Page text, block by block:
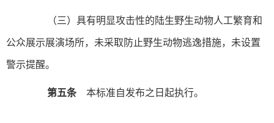
（三）具有明显攻击性的陆生野生动物人工繁育和
公众展示展演场所，未采取防止野生动物逃逸措施，未设置
警示提醒。
第五条本标准自发布之日起执行。